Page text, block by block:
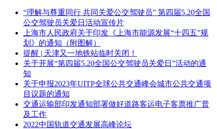
地址：无
传真：无
项目联系人（询问）：无
项目联系方式（询问）：无
十、附件
“理解与尊重同行 共同关爱公交驾驶员” 第四届5.20全国
公交驾驶员关爱日活动宣传片
上海市人民政府关于印发《上海市能源发展“十四五”规
划》的通知（附图解）
提醒 | 天津又一地铁站临时关闭！
关于开展“第四届5.20全国公交驾驶员关爱日”活动的通
知
关于申报2023年UITP全球公共交通峰会城市公共交通项
目议题的通知
交通运输部印发通知部署做好道路客运电子客票推广普
及工作
2022中国轨道交通发展高峰论坛